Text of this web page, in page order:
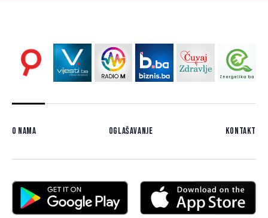
O nama Oglašavanje Kontakt